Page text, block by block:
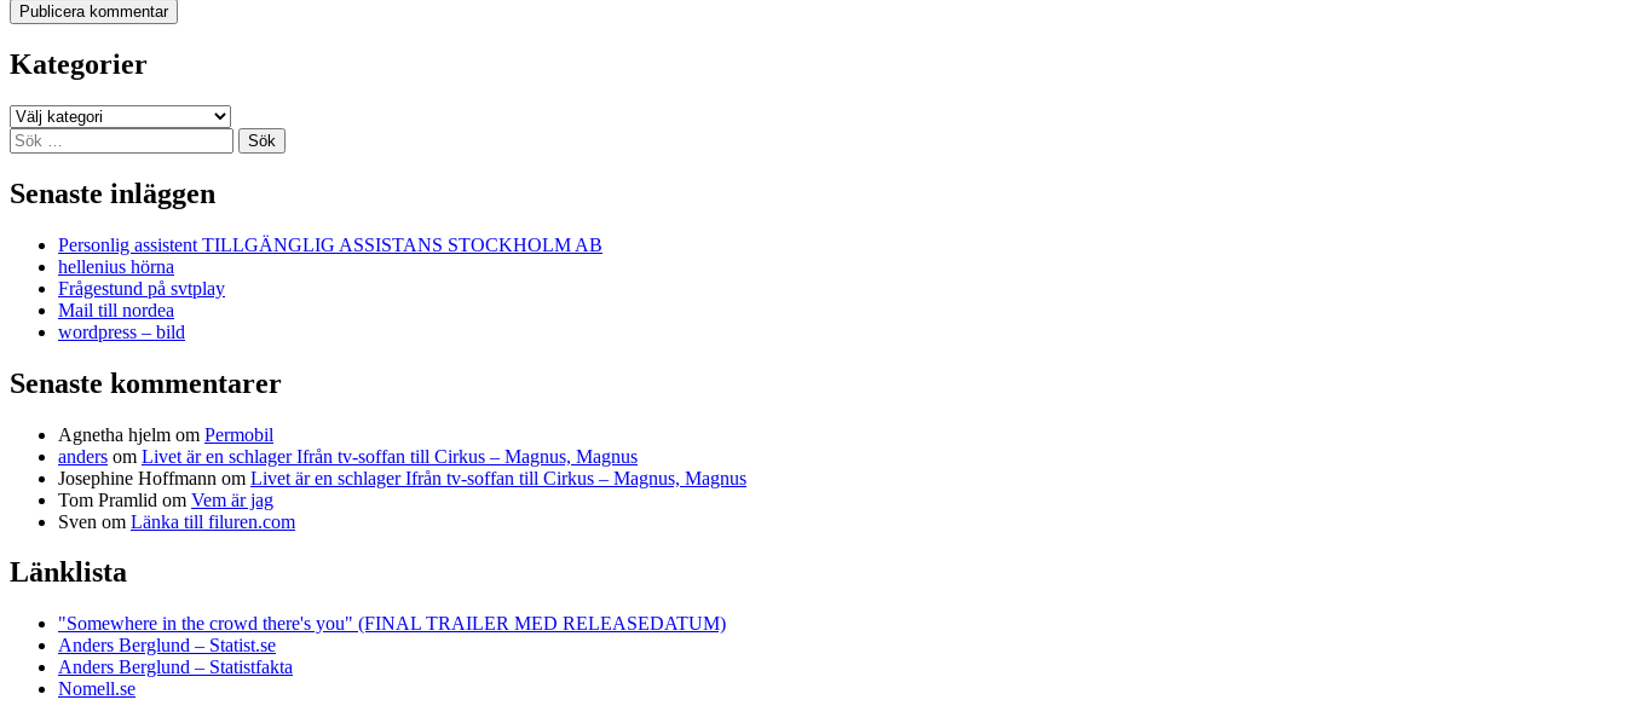
Kategorier
Kategorier
Sök
efter:
Senaste inläggen
Personlig assistent TILLGÄNGLIG ASSISTANS STOCKHOLM AB
hellenius hörna
Frågestund på svtplay
Mail till nordea
wordpress – bild
Senaste kommentarer
Agnetha hjelm om Permobil
anders om Livet är en schlager Ifrån tv-soffan till Cirkus – Magnus, Magnus
Josephine Hoffmann om Livet är en schlager Ifrån tv-soffan till Cirkus – Magnus, Magnus
Tom Pramlid om Vem är jag
Sven om Länka till filuren.com
Länklista
"Somewhere in the crowd there's you" (FINAL TRAILER MED RELEASEDATUM)
Anders Berglund – Statist.se
Anders Berglund – Statistfakta
Nomell.se